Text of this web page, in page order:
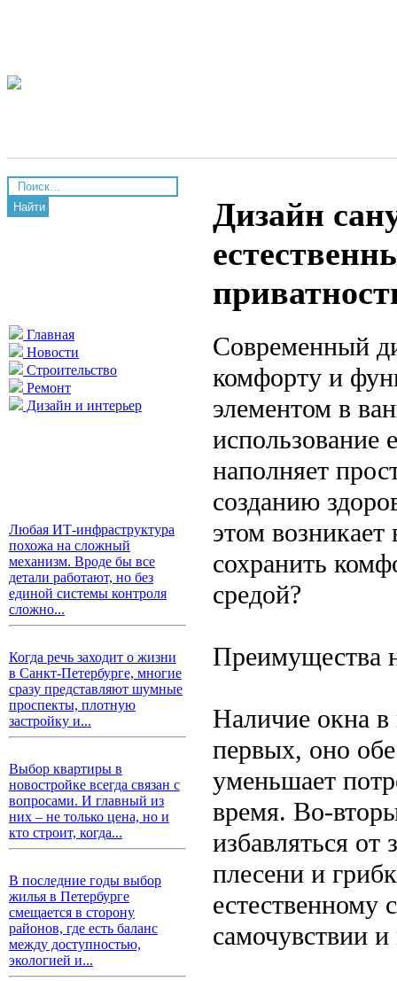
Найти
Главная
Новости
Строительство
Ремонт
Дизайн и интерьер
Любая ИТ-инфраструктура
похожа на сложный
механизм. Вроде бы все
детали работают, но без
единой системы контроля
сложно...
Когда речь заходит о жизни
в Санкт-Петербурге, многие
сразу представляют шумные
проспекты, плотную
застройку и...
Выбор квартиры в
новостройке всегда связан с
вопросами. И главный из
них – не только цена, но и
кто строит, когда...
В последние годы выбор
жилья в Петербурге
смещается в сторону
районов, где есть баланс
между доступностью,
экологией и...
Дизайн
Современный
комфорту и
элементом в
использование
наполняет
созданию
этом возникает
сохранить
средой?
Преимущества
Наличие окна
первых, оно
уменьшает
время. Во-
избавляться от
плесени и
естественному
самочувствии